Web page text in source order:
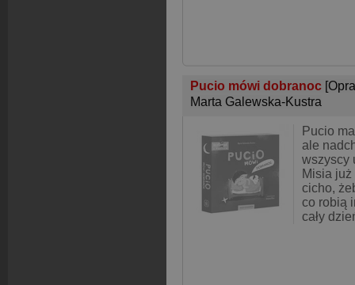
Pucio mówi dobranoc
Marta Galewska-Kustra
Pucio
ale
wszyscy
Misia
cicho,
co robią
cały